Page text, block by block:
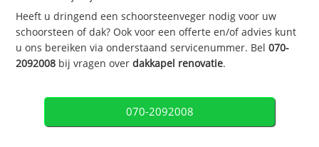
Heeft u dringend een schoorsteenveger nodig voor uw
schoorsteen of dak? Ook voor een offerte en/of advies kunt
u ons bereiken via onderstaand servicenummer. Bel070-
2092008 bij vragen overdakkapel renovatie.
070-2092008